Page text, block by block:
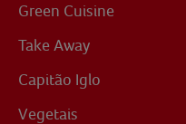
Green Cuisine
Take Away
Capitão Iglo
Vegetais